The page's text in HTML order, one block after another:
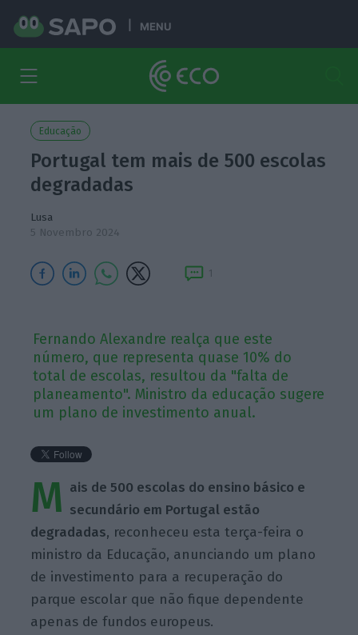
MENU
Educação
Portugal tem mais de 500 escolas
degradadas
Lusa
5 Novembro 2024
1
Fernando Alexandre realça que este
número, que representa quase 10% do
total de escolas, resultou da "falta de
planeamento". Ministro da educação sugere
um plano de investimento anual.
M ais de 500 escolas do ensino básico e
secundário em Portugal estão
degradadas, reconheceu esta terça-feira o
ministro da Educação, anunciando um plano
de investimento para a recuperação do
parque escolar que não fique dependente
apenas de fundos europeus.